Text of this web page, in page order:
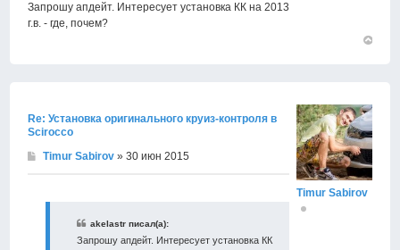
Запрошу апдейт. Интересует установка КК на 2013
г.в. - где, почем?
Re: Установка оригинального круиз-контроля в
Scirocco
Timur Sabirov » 30 июн 2015
akelastr писал(а):
Запрошу апдейт. Интересует установка КК
Timur Sabirov